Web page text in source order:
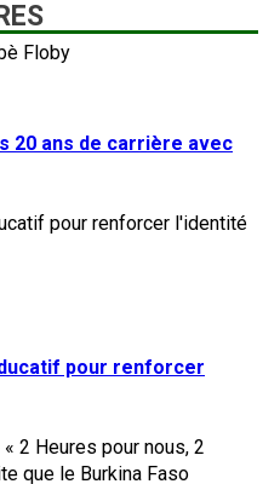
20 ans de carrière avec
pour renforcer